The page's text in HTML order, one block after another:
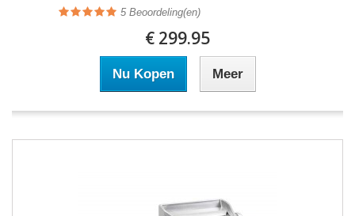
5 Beoordeling(en)
€ 299.95
Nu Kopen Meer